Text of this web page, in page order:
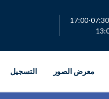
التسجيل معرض الصور